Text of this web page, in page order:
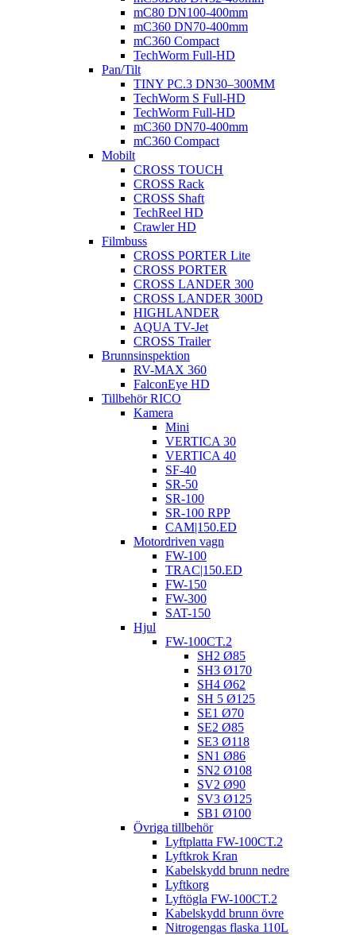
mC80 DN100-400mm
mC360 DN70-400mm
mC360 Compact
TechWorm Full-HD
Pan/Tilt
TINY PC.3 DN30–300MM
TechWorm S Full-HD
TechWorm Full-HD
mC360 DN70-400mm
mC360 Compact
Mobilt
CROSS TOUCH
CROSS Rack
CROSS Shaft
TechReel HD
Crawler HD
Filmbuss
CROSS PORTER Lite
CROSS PORTER
CROSS LANDER 300
CROSS LANDER 300D
HIGHLANDER
AQUA TV-Jet
CROSS Trailer
Brunnsinspektion
RV-MAX 360
FalconEye HD
Tillbehör RICO
Kamera
Mini
VERTICA 30
VERTICA 40
SF-40
SR-50
SR-100
SR-100 RPP
CAM|150.ED
Motordriven vagn
FW-100
TRAC|150.ED
FW-150
FW-300
SAT-150
Hjul
FW-100CT.2
SH2 Ø85
SH3 Ø170
SH4 Ø62
SH 5 Ø125
SE1 Ø70
SE2 Ø85
SE3 Ø118
SN1 Ø86
SN2 Ø108
SV2 Ø90
SV3 Ø125
SB1 Ø100
Övriga tillbehör
Lyftplatta FW-100CT.2
Lyftkrok Kran
Kabelskydd brunn nedre
Lyftkorg
Lyftögla FW-100CT.2
Kabelskydd brunn övre
Nitrogengas flaska 110L